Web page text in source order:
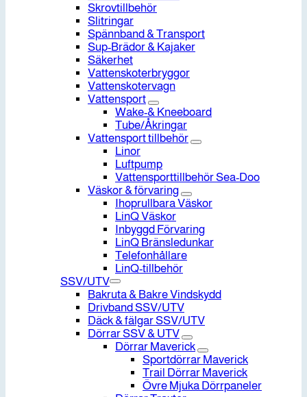
Skrovtillbehör
Slitringar
Spännband & Transport
Sup-Brädor & Kajaker
Säkerhet
Vattenskoterbryggor
Vattenskotervagn
Vattensport
Wake-& Kneeboard
Tube/Åkringar
Vattensport tillbehör
Linor
Luftpump
Vattensporttillbehör Sea-Doo
Väskor & förvaring
Ihoprullbara Väskor
LinQ Väskor
Inbyggd Förvaring
LinQ Bränsledunkar
Telefonhållare
LinQ-tillbehör
SSV/UTV
Bakruta & Bakre Vindskydd
Drivband SSV/UTV
Däck & fälgar SSV/UTV
Dörrar SSV & UTV
Dörrar Maverick
Sportdörrar Maverick
Trail Dörrar Maverick
Övre Mjuka Dörrpaneler